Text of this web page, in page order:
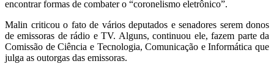
encontrar formas de combater o “coronelismo eletrônico”.
Malin criticou o fato de vários deputados e senadores serem donos
de emissoras de rádio e TV. Alguns, continuou ele, fazem parte da
Comissão de Ciência e Tecnologia, Comunicação e Informática que
julga as outorgas das emissoras.